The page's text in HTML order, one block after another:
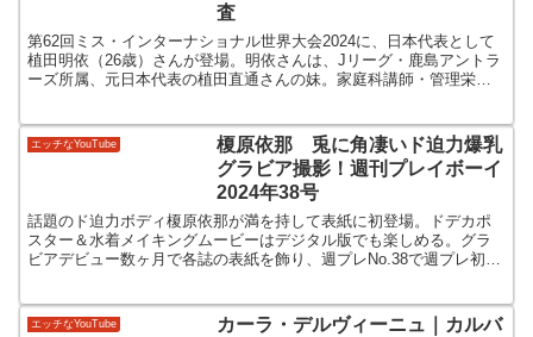
査
第62回ミス・インターナショナル世界大会2024に、日本代表として
植田明依（26歳）さんが登場。明依さんは、Jリーグ・鹿島アントラ
ーズ所属、元日本代表の植田直通さんの妹。家庭科講師・管理栄養
エッチなYouTube
榎原依那 兎に角凄いド迫力爆乳
グラビア撮影！週刊プレイボーイ
2024年38号
話題のド迫力ボディ榎原依那が満を持して表紙に初登場。ドデカポ
スター＆水着メイキングムービーはデジタル版でも楽しめる。グラ
ビアデビュー数ヶ月で各誌の表紙を飾り、週プレNo.38で週プレ初表
エッチなYouTube
カーラ・デルヴィーニュ｜カルバ